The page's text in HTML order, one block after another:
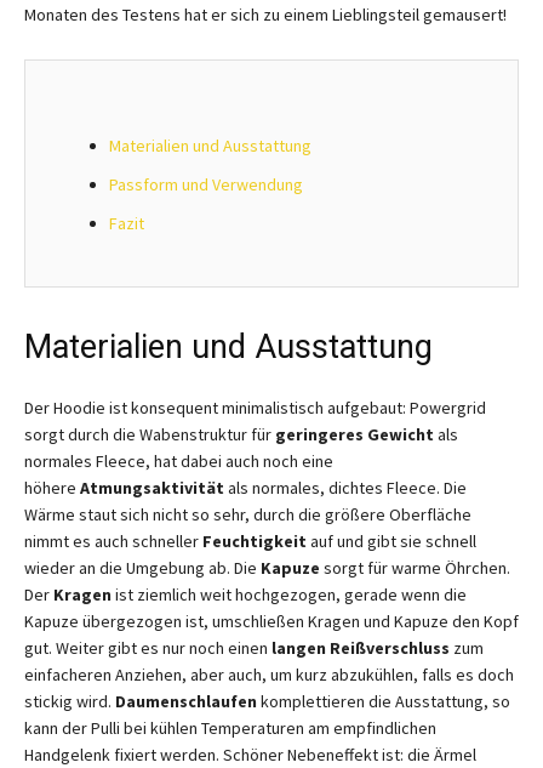
Monaten des Testens hat er sich zu einem Lieblingsteil gemausert!
Materialien und Ausstattung
Passform und Verwendung
Fazit
Materialien und Ausstattung
Der Hoodie ist konsequent minimalistisch aufgebaut: Powergrid
sorgt durch die Wabenstruktur für geringeres Gewicht als
normales Fleece, hat dabei auch noch eine
höhere Atmungsaktivität als normales, dichtes Fleece. Die
Wärme staut sich nicht so sehr, durch die größere Oberfläche
nimmt es auch schneller Feuchtigkeit auf und gibt sie schnell
wieder an die Umgebung ab. Die Kapuze sorgt für warme Öhrchen.
Der Kragen ist ziemlich weit hochgezogen, gerade wenn die
Kapuze übergezogen ist, umschließen Kragen und Kapuze den Kopf
gut. Weiter gibt es nur noch einen langen Reißverschluss zum
einfacheren Anziehen, aber auch, um kurz abzukühlen, falls es doch
stickig wird. Daumenschlaufen komplettieren die Ausstattung, so
kann der Pulli bei kühlen Temperaturen am empfindlichen
Handgelenk fixiert werden. Schöner Nebeneffekt ist: die Ärmel